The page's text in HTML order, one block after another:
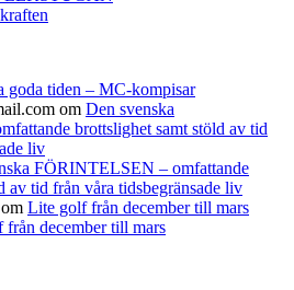
goda tiden – MC-kompisar
om Den svenska
brottslighet samt stöld av tid
liv
FÖRINTELSEN – omfattande
av tid från våra tidsbegränsade liv
om Lite golf från december till mars
december till mars